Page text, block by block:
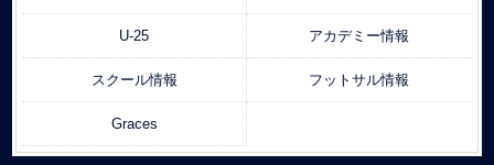
U-25 アカデミー情報
スクール情報 フットサル情報
Graces